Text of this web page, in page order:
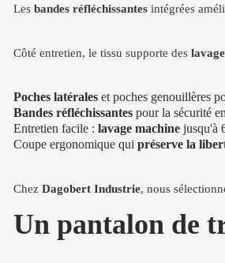
Les bandes réfléchissantes intégrées
Côté entretien, le tissu supporte des
Poches latérales et poches genouillères
Bandes réfléchissantes pour la sécurité
Entretien facile : lavage machine jusqu'à
Coupe ergonomique qui préserve la
Chez Dagobert Industrie, nous
Un pantalon de